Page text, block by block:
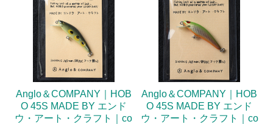
Anglo＆COMPANY｜HOB
O 45S MADE BY エンド
ウ・アート・クラフト｜co
Anglo＆COMPANY｜HOB
O 45S MADE BY エンド
ウ・アート・クラフト｜co